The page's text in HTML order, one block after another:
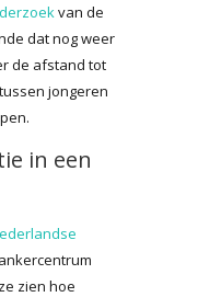
van de
dat nog weer
de afstand tot
jongeren
in een
zien hoe